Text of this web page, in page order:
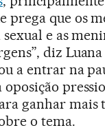
prega que os
e as
diz Luana
a entrar na
oposição
ganhar mais
o tema.